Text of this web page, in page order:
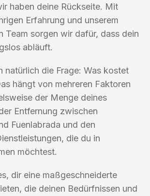
haben deine Rückseite. Mit
Erfahrung und unserem
Team sorgen wir dafür, dass dein
abläuft.
natürlich die Frage: Was kostet
hängt von mehreren Faktoren
der Menge deines
Entfernung zwischen
Fuenlabrada und den
die du in
möchtest.
dir eine maßgeschneiderte
die deinen Bedürfnissen und